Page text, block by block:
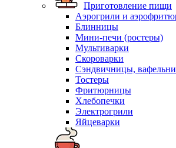
Приготовление пищи
Аэрогрили и
Блинницы
Мини-печи (ростеры)
Мультиварки
Скороварки
Сэндвичницы,
Тостеры
Фритюрницы
Хлебопечки
Электрогрили
Яйцеварки